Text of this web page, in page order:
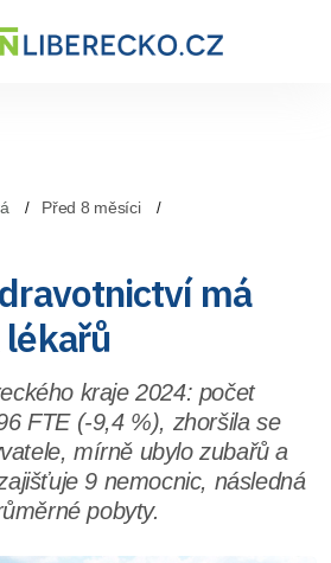
Před 8 měsíci
má
kraje 2024: počet
FTE (-9,4 %), zhoršila se
mírně ubylo zubařů a
9 nemocnic, následná
pobyty.